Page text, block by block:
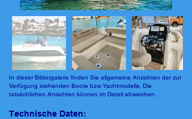
In dieser Bildergalerie finden Sie allgemeine Ansichten der zur
Verfügung stehenden Boote bzw. Yachtmodelle. Die
tatsächlichen Ansichten können im Detail abweichen.
Technische Daten: